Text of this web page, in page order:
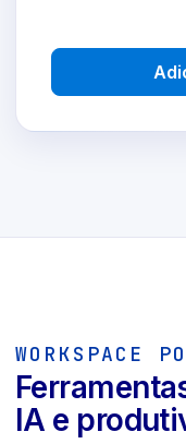
WORKSPACE
IA e